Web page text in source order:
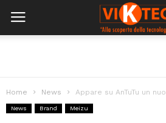
Home News Appare su AnTuTu un nuovo
News Brand Meizu